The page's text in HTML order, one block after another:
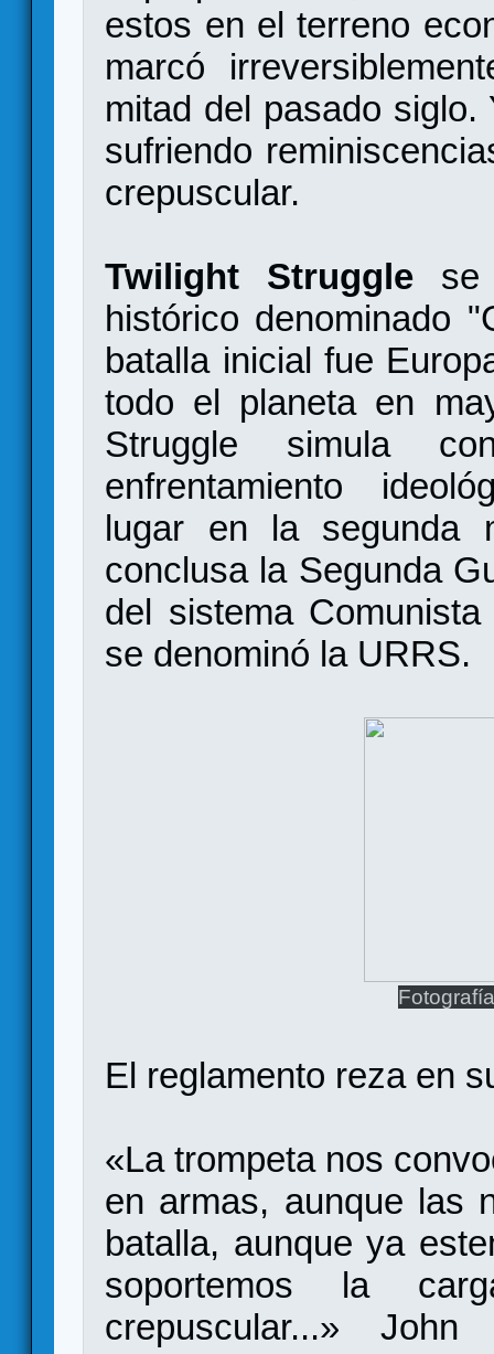
estos en el terreno
marcó
mitad del pasado
sufriendo
crepuscular.
Twilight Struggle se
histórico denominado
batalla inicial fue
todo el planeta en
Struggle simula
enfrentamiento
lugar en la segunda
conclusa la Segunda
del sistema
se denominó la URRS.
El reglamento reza en
«La trompeta nos
en armas, aunque las
batalla, aunque ya
soportemos la
crepuscular...»